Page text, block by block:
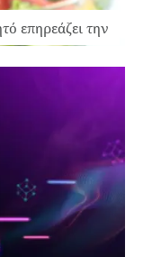
επηρεάζει την